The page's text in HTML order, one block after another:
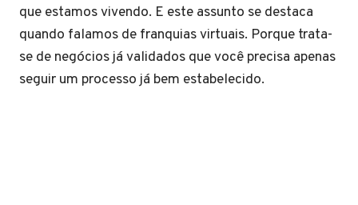
que estamos vivendo. E este assunto se destaca
quando falamos de franquias virtuais. Porque trata-
se de negócios já validados que você precisa apenas
seguir um processo já bem estabelecido.